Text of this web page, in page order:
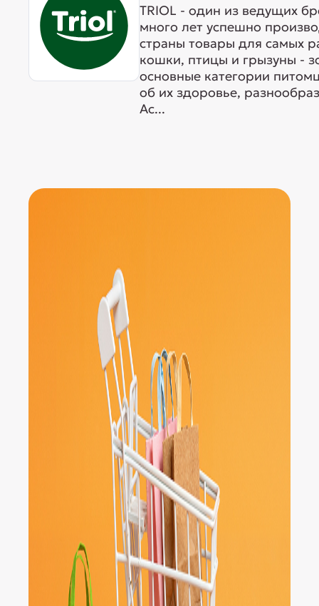
TRIOL - один из ведущих
много лет успешно
страны товары для самых
кошки, птицы и грызуны -
основные категории
об их здоровье,
Ас...